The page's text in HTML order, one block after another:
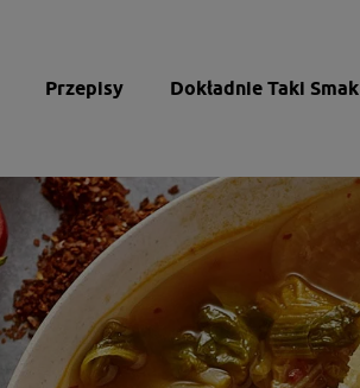
Przepisy Dokładnie Taki Smak